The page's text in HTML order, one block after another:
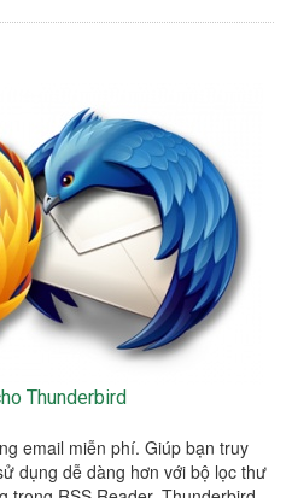
Thunderbird
email miễn phí. Giúp bạn truy
dụng dễ dàng hơn với bộ lọc thư